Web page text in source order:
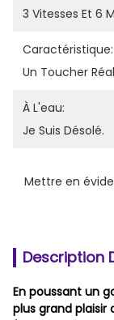
3 Vitesses Et 6
Caractéristique:
Un Toucher
À L'eau:
Je Suis Désolé.
Mettre en
Description
En poussant un
plus grand plaisir